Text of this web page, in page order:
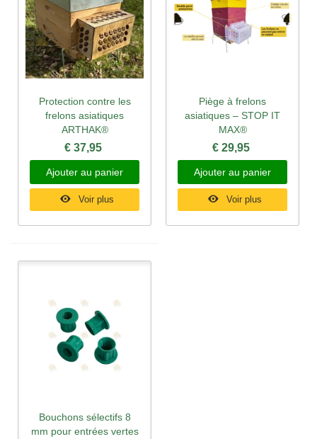
Protection contre les
frelons asiatiques
ARTHAK®
€ 37,95
Ajouter au panier
Voir plus
Piège à frelons
asiatiques – STOP IT
MAX®
€ 29,95
Ajouter au panier
Voir plus
Bouchons sélectifs 8
mm pour entrées vertes